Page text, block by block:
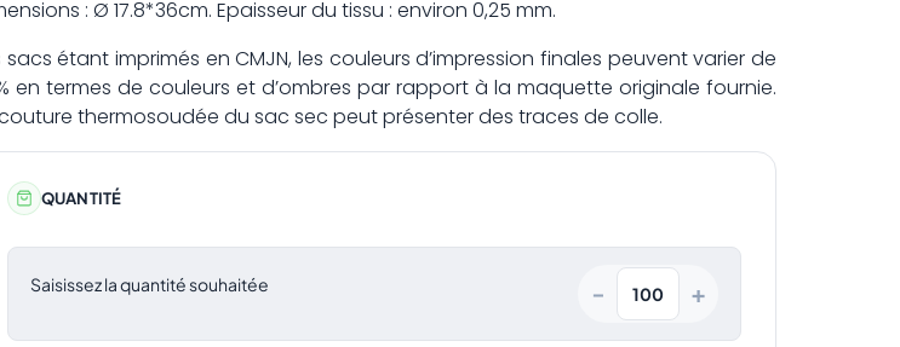
: Ø 17.8*36cm. Epaisseur du tissu : environ 0,25 mm.
sacs étant imprimés en CMJN, les couleurs d’impression finales peuvent varier de
en termes de couleurs et d’ombres par rapport à la maquette originale fournie.
thermosoudée du sac sec peut présenter des traces de colle.
QUANTITÉ
Saisissez la quantité souhaitée − +